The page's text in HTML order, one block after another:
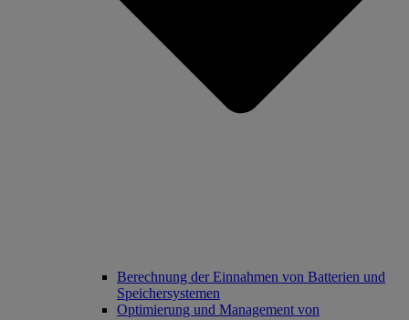
Berechnung der Einnahmen von Batterien und
Speichersystemen
Optimierung und Management von